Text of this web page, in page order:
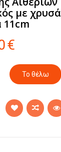
με χρυσά
11cm
€